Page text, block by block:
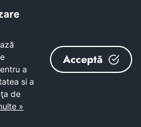
in curs
Judetean
in Observatory on
drepturi
a
si a
de
»
Acceptă